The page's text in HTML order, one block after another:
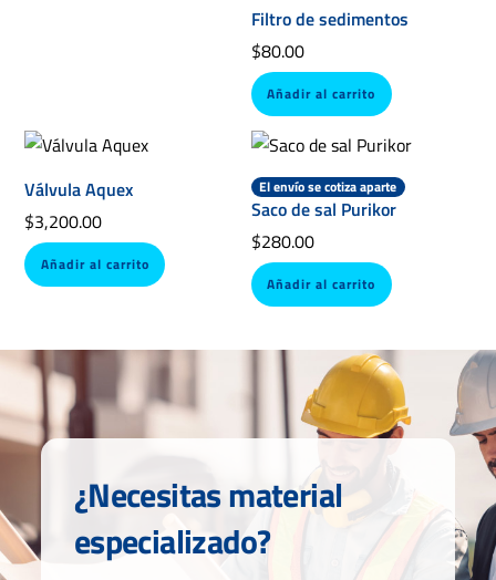
Filtro de sedimentos
$80.00
Añadir al carrito
Válvula Aquex
$3,200.00
Añadir al carrito
El envío se cotiza aparte
Saco de sal Purikor
$280.00
Añadir al carrito
¿Necesitas material
especializado?